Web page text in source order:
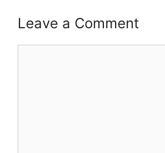
Leave a Comment